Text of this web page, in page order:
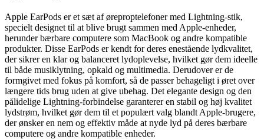
Apple EarPods er et sæt af øreproptelefoner med Lightning-stik,
specielt designet til at blive brugt sammen med Apple-enheder,
herunder bærbare computere som MacBook og andre kompatible
produkter. Disse EarPods er kendt for deres enestående lydkvalitet,
der sikrer en klar og balanceret lydoplevelse, hvilket gør dem ideelle
til både musiklytning, opkald og multimedia. Derudover er de
formgivet med fokus på komfort, så de passer behageligt i øret over
længere tids brug uden at give ubehag. Det elegante design og den
pålidelige Lightning-forbindelse garanterer en stabil og høj kvalitet
lydstrøm, hvilket gør dem til et populært valg blandt Apple-brugere,
der ønsker en nem og effektiv måde at nyde lyd på deres bærbare
computere og andre kompatible enheder.